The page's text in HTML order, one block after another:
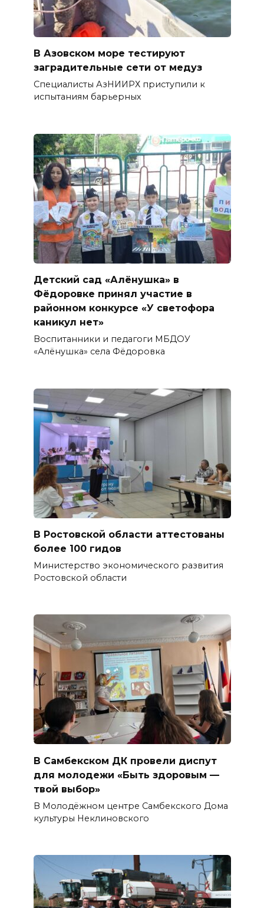
В Азовском море тестируют
заградительные сети от медуз
Специалисты АзНИИРХ приступили к
испытаниям барьерных
Детский сад «Алёнушка» в
Фёдоровке принял участие в
районном конкурсе «У светофора
каникул нет»
Воспитанники и педагоги МБДОУ
«Алёнушка» села Фёдоровка
В Ростовской области аттестованы
более 100 гидов
Министерство экономического развития
Ростовской области
В Самбекском ДК провели диспут
для молодежи «Быть здоровым —
твой выбор»
В Молодёжном центре Самбекского Дома
культуры Неклиновского